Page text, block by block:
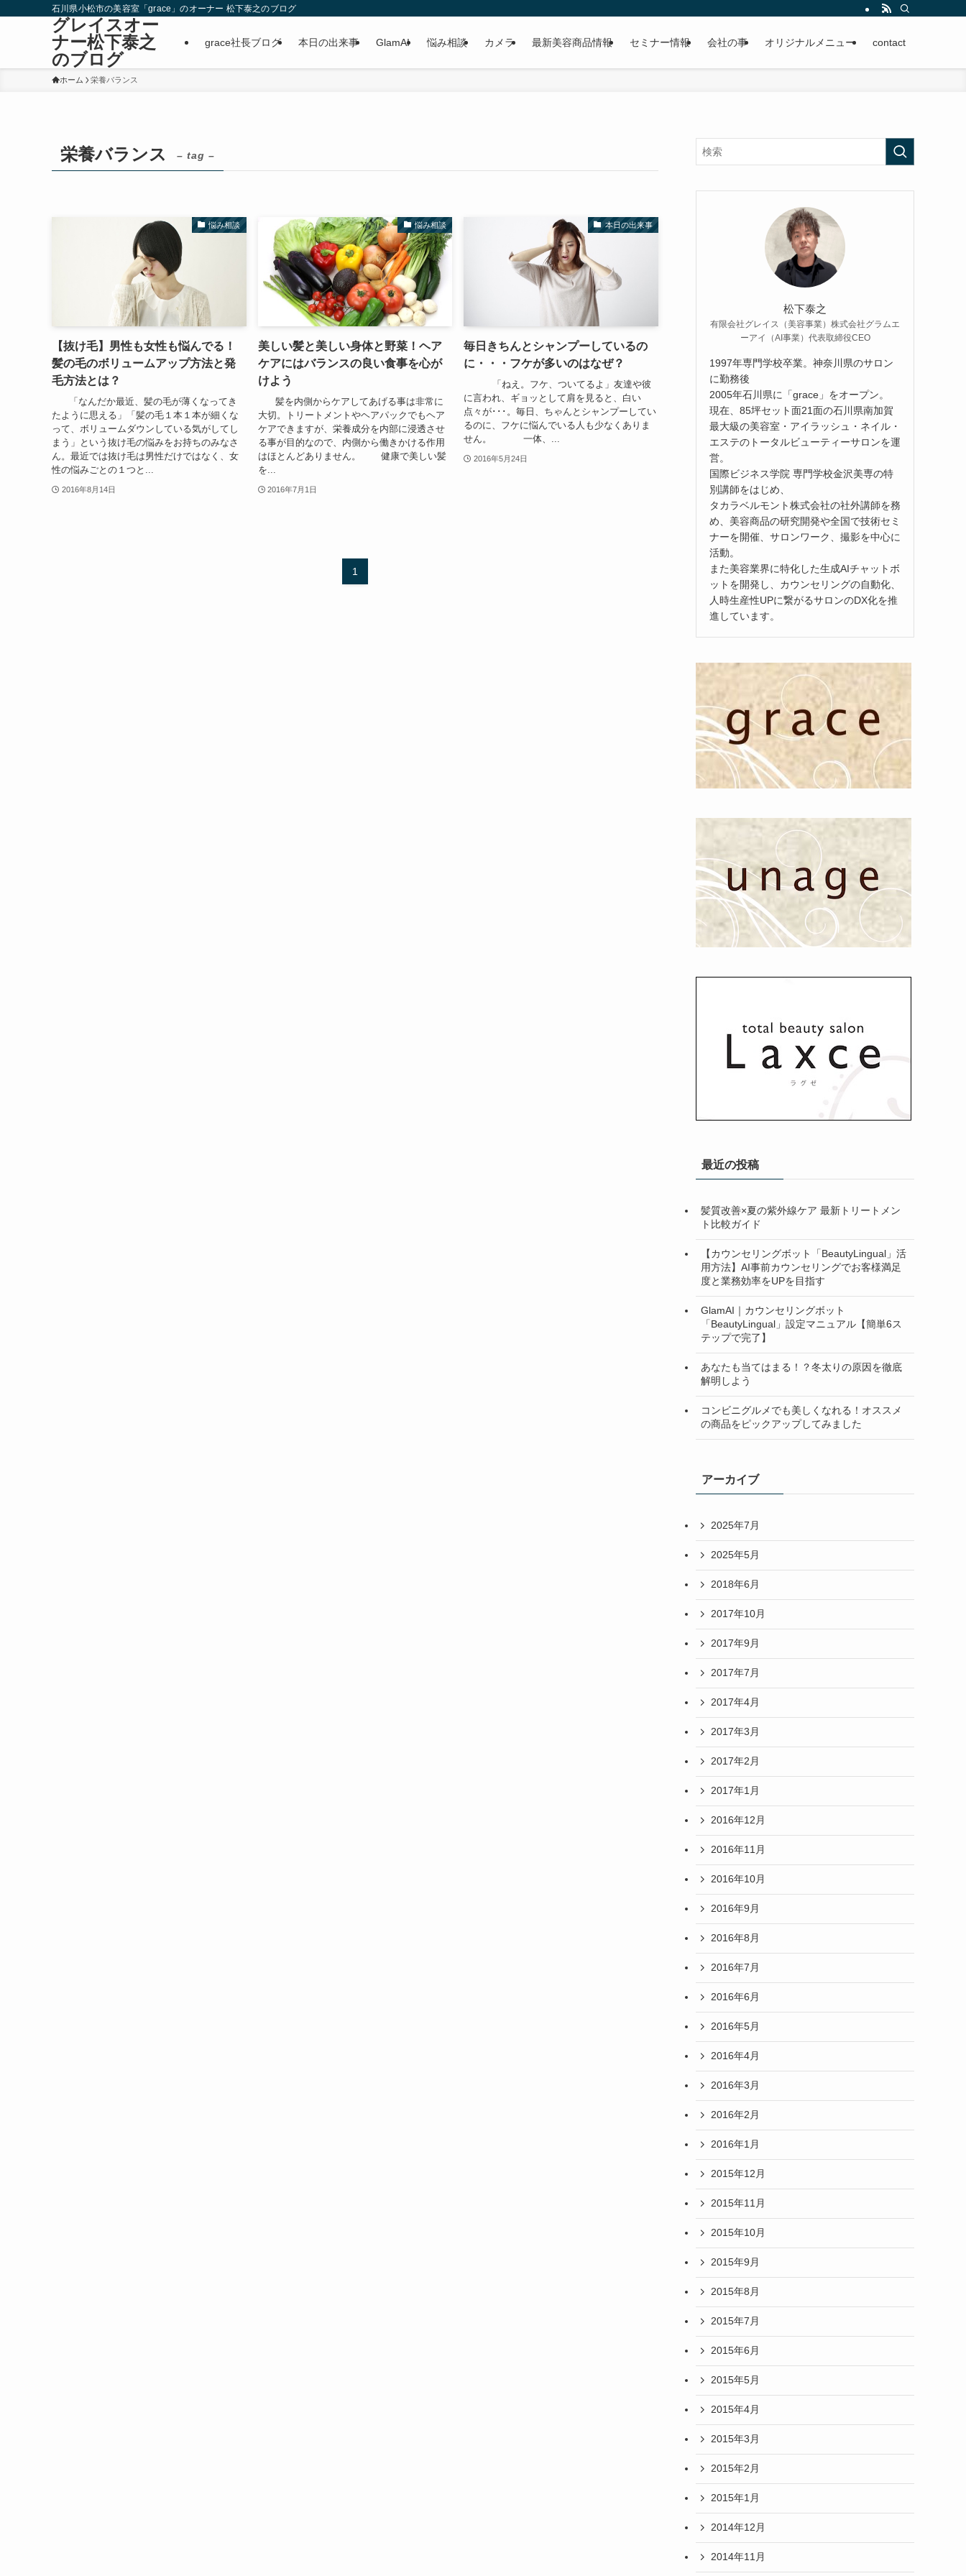
石川県小松市の美容室「grace」のオーナー 松下泰之のブログ
グレイスオー
ナー松下泰之
のブログ
grace社長ブログ 本日の出来事 GlamAI 悩み相談 カメラ 最新美容商品情報 セミナー情報 会社の事 オリジナルメニュー contact
ホーム 栄養バランス
栄養バランス – tag –
悩み相談
【抜け毛】男性も女性も悩んでる！
髪の毛のボリュームアップ方法と発
毛方法とは？
「なんだか最近、髪の毛が薄くなってき
たように思える」「髪の毛１本１本が細くな
って、ボリュームダウンしている気がしてし
まう」という抜け毛の悩みをお持ちのみなさ
ん。最近では抜け毛は男性だけではなく、女
性の悩みごとの１つと...
2016年8月14日
悩み相談
美しい髪と美しい身体と野菜！ヘア
ケアにはバランスの良い食事を心が
けよう
髪を内側からケアしてあげる事は非常に
大切。トリートメントやヘアパックでもヘア
ケアできますが、栄養成分を内部に浸透させ
る事が目的なので、内側から働きかける作用
はほとんどありません。 健康で美しい髪
を...
2016年7月1日
本日の出来事
毎日きちんとシャンプーしているの
に・・・フケが多いのはなぜ？
「ねえ。フケ、ついてるよ」友達や彼
に言われ、ギョッとして肩を見ると、白い
点々が･･･。毎日、ちゃんとシャンプーしてい
るのに、フケに悩んでいる人も少なくありま
せん。 一体、...
2016年5月24日
1
松下泰之
有限会社グレイス（美容事業）株式会社グラムエ
ーアイ（AI事業）代表取締役CEO
1997年専門学校卒業。神奈川県のサロン
に勤務後
2005年石川県に「grace」をオープン。
現在、85坪セット面21面の石川県南加賀
最大級の美容室・アイラッシュ・ネイル・
エステのトータルビューティーサロンを運
営。
国際ビジネス学院 専門学校金沢美専の特
別講師をはじめ、
タカラベルモント株式会社の社外講師を務
め、美容商品の研究開発や全国で技術セミ
ナーを開催、サロンワーク、撮影を中心に
活動。
また美容業界に特化した生成AIチャットボ
ットを開発し、カウンセリングの自動化、
人時生産性UPに繋がるサロンのDX化を推
進しています。
最近の投稿
髪質改善×夏の紫外線ケア 最新トリートメン
ト比較ガイド
【カウンセリングボット「BeautyLingual」活
用方法】AI事前カウンセリングでお客様満足
度と業務効率をUPを目指す
GlamAI｜カウンセリングボット
「BeautyLingual」設定マニュアル【簡単6ス
テップで完了】
あなたも当てはまる！？冬太りの原因を徹底
解明しよう
コンビニグルメでも美しくなれる！オススメ
の商品をピックアップしてみました
アーカイブ
2025年7月
2025年5月
2018年6月
2017年10月
2017年9月
2017年7月
2017年4月
2017年3月
2017年2月
2017年1月
2016年12月
2016年11月
2016年10月
2016年9月
2016年8月
2016年7月
2016年6月
2016年5月
2016年4月
2016年3月
2016年2月
2016年1月
2015年12月
2015年11月
2015年10月
2015年9月
2015年8月
2015年7月
2015年6月
2015年5月
2015年4月
2015年3月
2015年2月
2015年1月
2014年12月
2014年11月